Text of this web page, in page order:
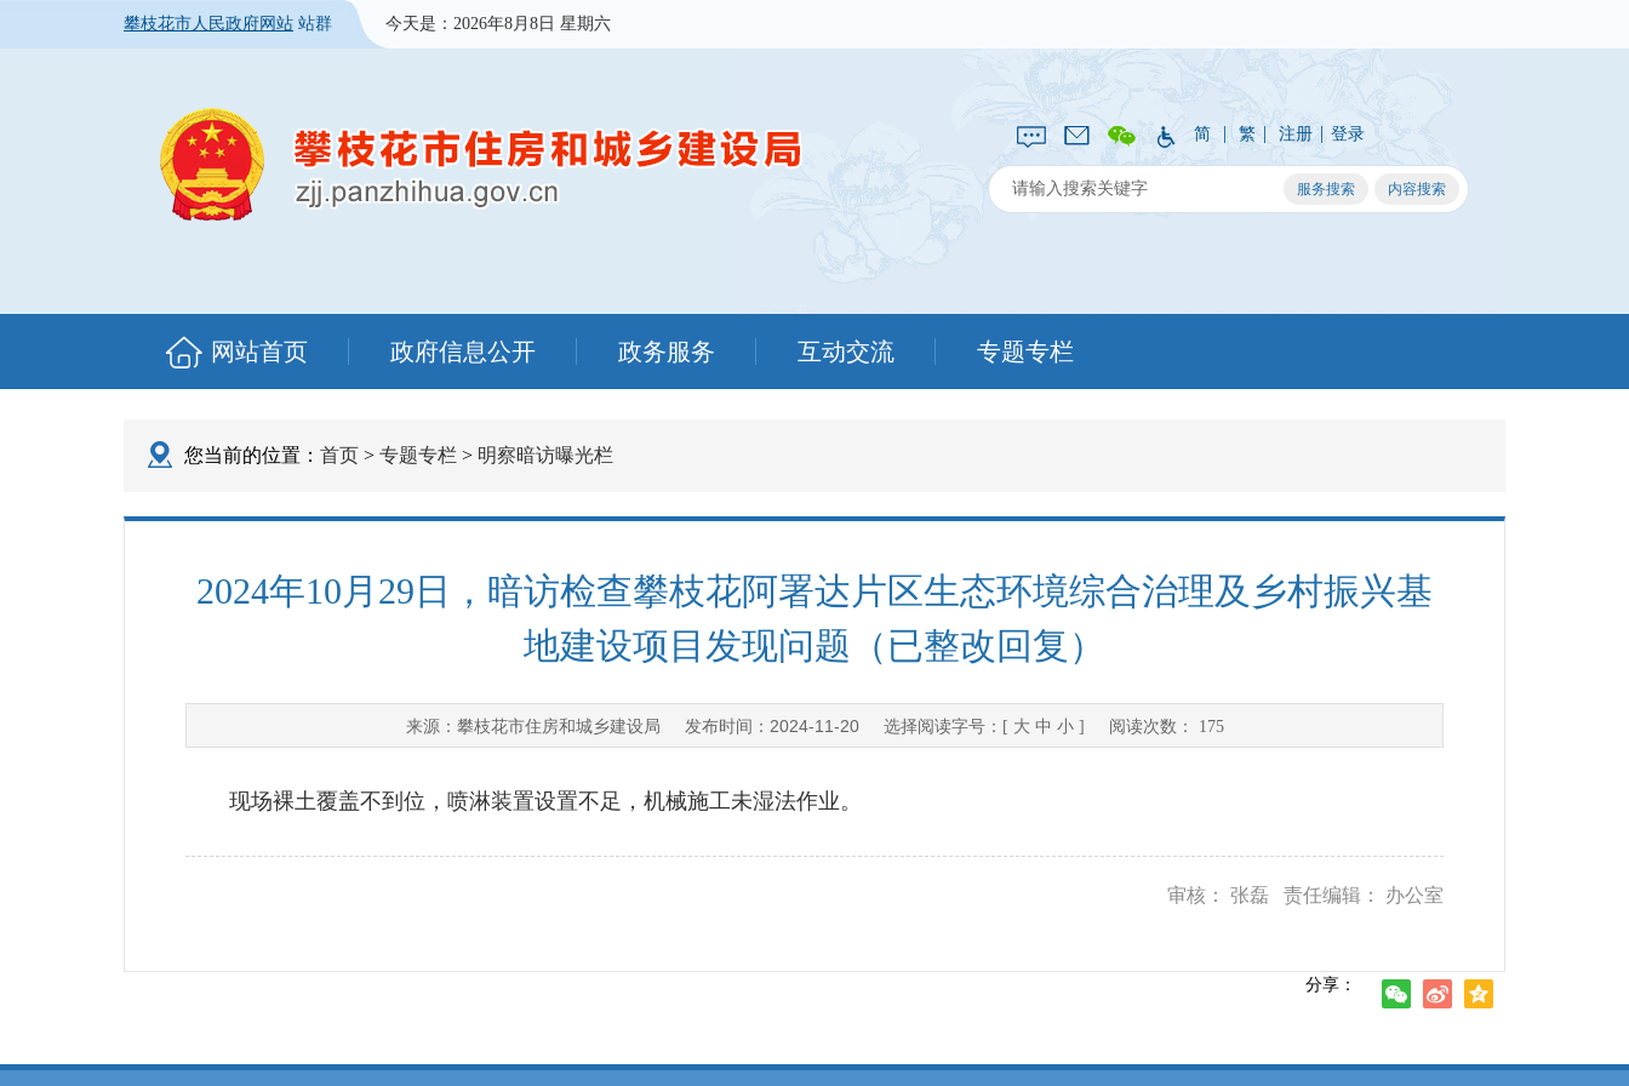
攀枝花市人民政府网站 站群 今天是： 2026年8月8日 星期六
简 | 繁 | 注册 | 登录
网站首页 政府信息公开 政务服务 互动交流 专题专栏
您当前的位置： 首页 > 专题专栏 > 明察暗访曝光栏
2024年10月29日，暗访检查攀枝花阿署达片区生态环境综合治理及乡村振兴基
地建设项目发现问题（已整改回复）
来源： 攀枝花市住房和城乡建设局 发布时间： 2024-11-20选择阅读字号：[ 大 中 小] 阅读次数： 175
现场裸土覆盖不到位，喷淋装置设置不足，机械施工未湿法作业。
审核： 张磊 责任编辑： 办公室
分享：